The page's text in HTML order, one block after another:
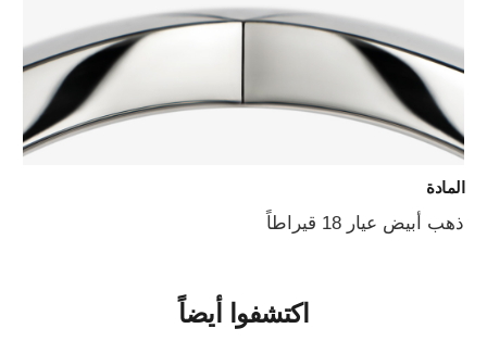
المادة
ذهب أبيض عيار 18 قيراطاً
اكتشفوا أيضاً